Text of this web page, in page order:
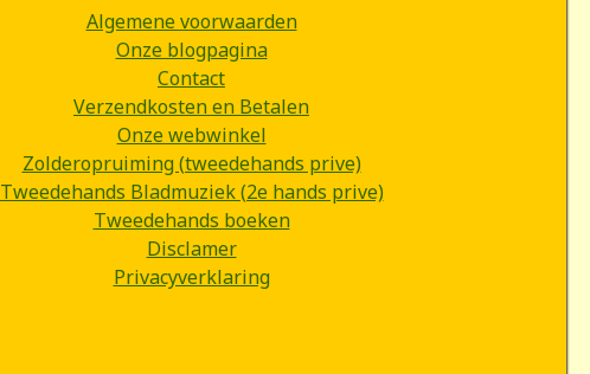
Algemene voorwaarden
Onze blogpagina
Contact
Verzendkosten en Betalen
Onze webwinkel
Zolderopruiming (tweedehands prive)
Tweedehands Bladmuziek (2e hands prive)
Tweedehands boeken
Disclamer
Privacyverklaring